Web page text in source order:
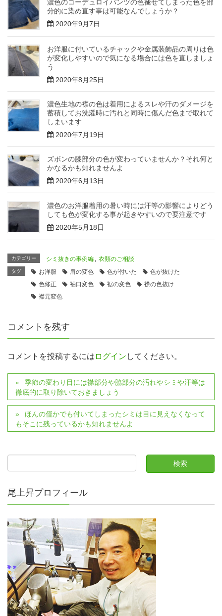
濃色のコーデュロイパンツの色褪せてしまった色を部
分的に染め直す事は可能なんでしょうか？
2020年9月7日
お洋服に付いているチャックや金属装飾品の周りは色
が変化しやすいので気になる場合には色を直しましょ
う
2020年8月25日
濃色生地の襟の色は着用によるスレや汗のダメージを
蓄積してお洗濯時に汚れと同時に傷んだ色まで取れて
しまいます
2020年7月19日
ズボンの膝部分の色が変わっていませんか？それ何と
かなるかも知れませんよ
2020年6月13日
濃色のお洋服着用の暑い時には汗等の影響によりどう
しても色が変化する事が起きやすいので要注意です
2020年5月18日
カテゴリー シミ抜きの事例編 , 衣類のご相談
タグ お洋服 肩の変色 色が付いた
色が抜けた
色修正
袖口変色 裾の変色
襟の色抜け
襟元変色
コメントを残す
コメントを投稿するには ログイン してください。
季節の変わり目には襟部分や脇部分の汚れやシミや汗等は
徹底的に取り除いておきましょう
ほんの僅かでも付いてしまったシミは目に見えなくなって
もそこに残っているかも知れませんよ
尾上昇プロフィール